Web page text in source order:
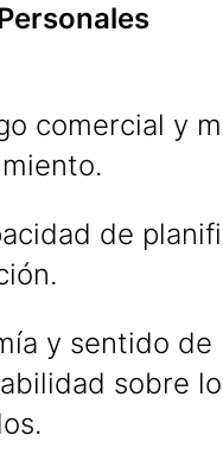
comercial y
de
y sentido de
sobre